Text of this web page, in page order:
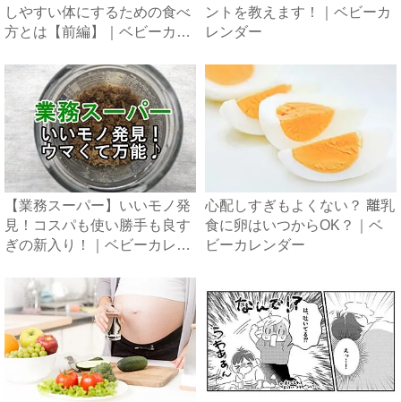
しやすい体にするための食べ
方とは【前編】｜ベビーカレ
ントを教えます！｜ベビーカ
レンダー
【業務スーパー】いいモノ発
見！コスパも使い勝手も良す
ぎの新入り！｜ベビーカレン
心配しすぎもよくない？ 離乳
食に卵はいつからOK？｜ベ
ビーカレンダー